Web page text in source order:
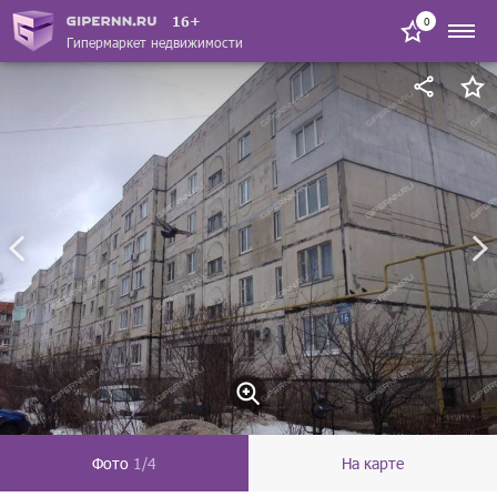
16+
Гипермаркет недвижимости
0
Фото 1/4 На карте